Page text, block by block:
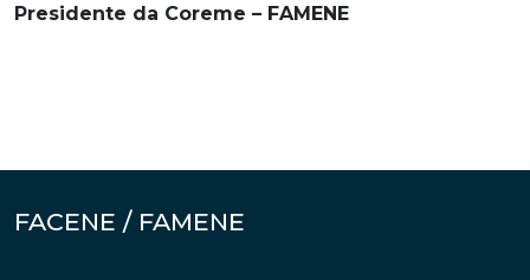
Presidente da Coreme – FAMENE
FACENE / FAMENE